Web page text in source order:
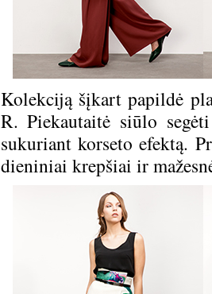
Kolekciją šįkart papildė
R. Piekautaitė siūlo
sukuriant korseto efektą.
dieniniai krepšiai ir